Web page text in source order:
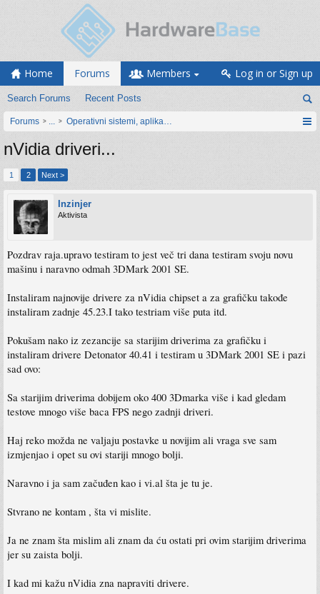
Home Forums
Search Forums Recent Posts
Members Log in or Sign up
Forums ... Operativni sistemi, aplikacije i programiranje
nVidia driveri...
1 2 Next >
Inzinjer
Aktivista
Pozdrav raja.upravo testiram to jest več tri dana testiram svoju novu
mašinu i naravno odmah 3DMark 2001 SE.
Instaliram najnovije drivere za nVidia chipset a za grafičku takođe
instaliram zadnje 45.23.I tako testriam više puta itd.
Pokušam nako iz zezancije sa starijim driverima za grafičku i
instaliram drivere Detonator 40.41 i testiram u 3DMark 2001 SE i pazi
sad ovo:
Sa starijim driverima dobijem oko 400 3Dmarka više i kad gledam
testove mnogo više baca FPS nego zadnji driveri.
Haj reko možda ne valjaju postavke u novijim ali vraga sve sam
izmjenjao i opet su ovi stariji mnogo bolji.
Naravno i ja sam začuđen kao i vi.al šta je tu je.
Stvrano ne kontam , šta vi mislite.
Ja ne znam šta mislim ali znam da ću ostati pri ovim starijim driverima
jer su zaista bolji.
I kad mi kažu nVidia zna napraviti drivere.